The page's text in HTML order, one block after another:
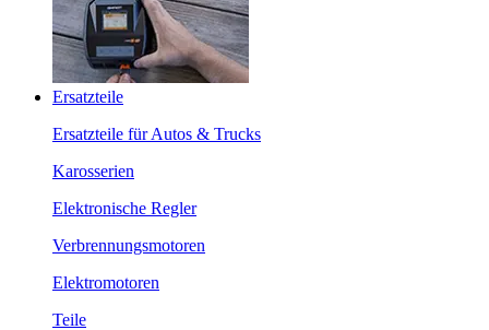
Ersatzteile
Ersatzteile für Autos & Trucks
Karosserien
Elektronische Regler
Verbrennungsmotoren
Elektromotoren
Teile